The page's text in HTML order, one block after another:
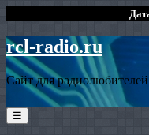
rcl-radio.ru
Сайт для радиолюбителей
☰